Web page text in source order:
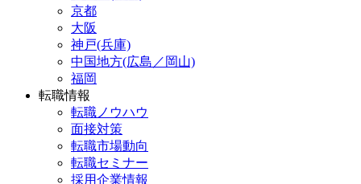
京都
大阪
神戸(兵庫)
中国地方(広島／岡山)
福岡
転職情報
転職ノウハウ
面接対策
転職市場動向
転職セミナー
採用企業情報